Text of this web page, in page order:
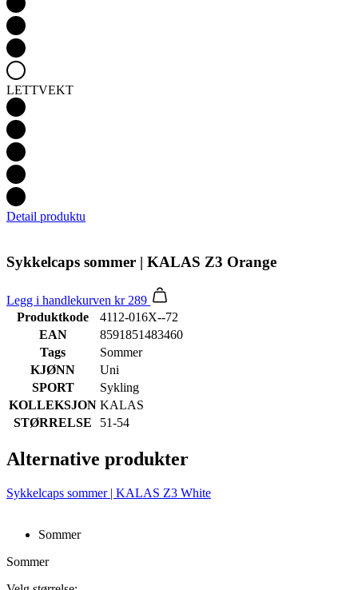
LETTVEKT
Detail produktu
Sykkelcaps sommer | KALAS Z3 Orange
Legg i handlekurven kr 289
Produktkode
4112-016X--72
EAN
8591851483460
Tags
Sommer
KJØNN
Uni
SPORT
Sykling
KOLLEKSJON KALAS
STØRRELSE
51-54
Alternative produkter
Sykkelcaps sommer | KALAS Z3 White
Sommer
Sommer